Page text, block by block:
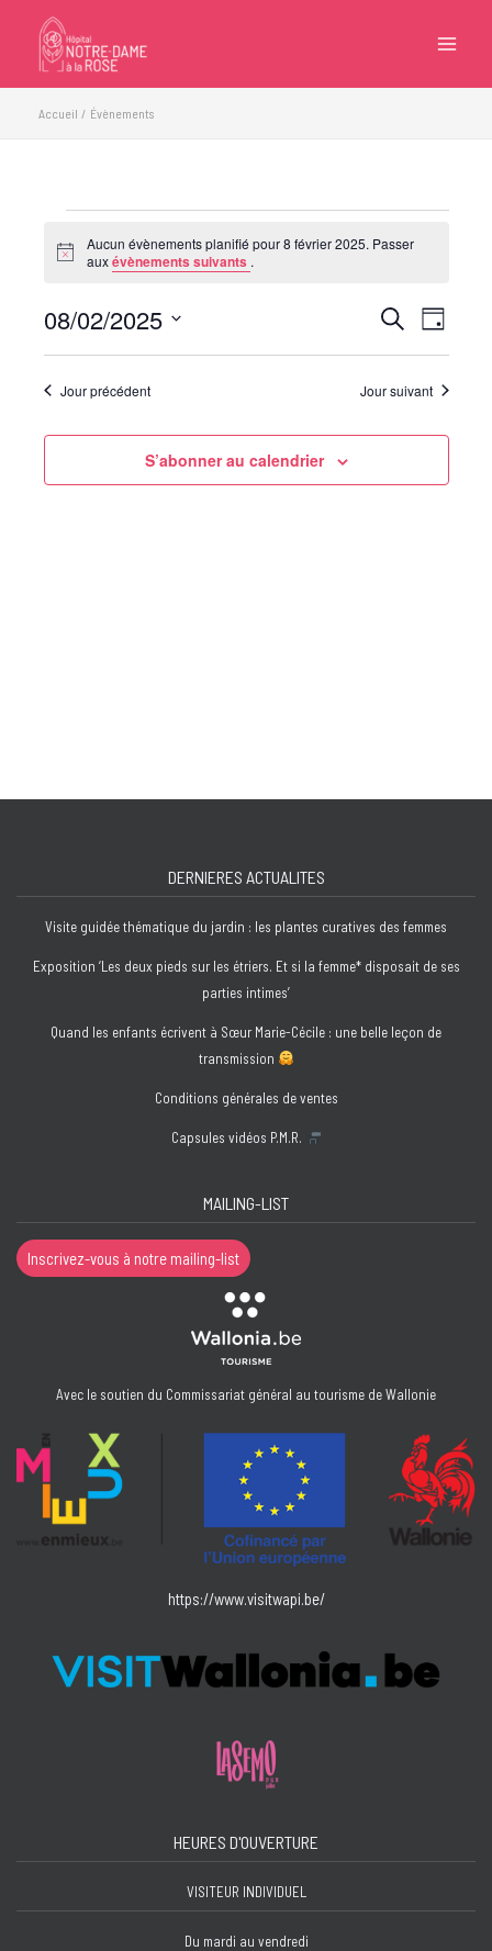
contenu
Accueil Évènements
for
2025
Notice
Aucun évènements planifié pour 8 février 2025. Passer
auxévènements suivants .
Recherche
de
Recherche
Jour
08/02/2025
date.
Jour précédent Jour suivant
S’abonner au calendrier
DERNIERES ACTUALITES
Visite guidée thématique du jardin : les plantes curatives des femmes
Exposition ‘Les deux pieds sur les étriers. Et si la femme* disposait de ses
parties intimes’
Quand les enfants écrivent à Sœur Marie-Cécile : une belle leçon de
transmission
Conditions générales de ventes
Capsules vidéos P.M.R.
MAILING-LIST
Inscrivez-vous à notre mailing-list
Avec le soutien du Commissariat général au tourisme de Wallonie
https://www.visitwapi.be/
HEURES D'OUVERTURE
VISITEUR INDIVIDUEL
Du mardi au vendredi